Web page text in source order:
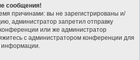
сообщения!
причинами: вы не зарегистрированы и/
администратор запретил отправку
или же администратор
с администратором конференции для
информации.